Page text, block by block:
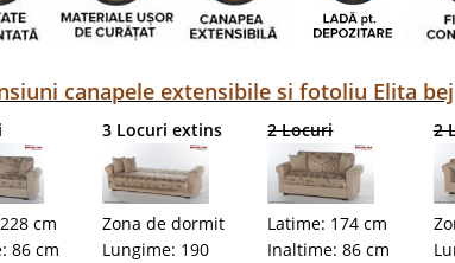
canapele extensibile si fotoliu Elita bej
cm
86 cm
3 Locuri extins
Zona de dormit
Lungime: 190
2 Locuri
Latime: 174 cm
Inaltime: 86 cm
2